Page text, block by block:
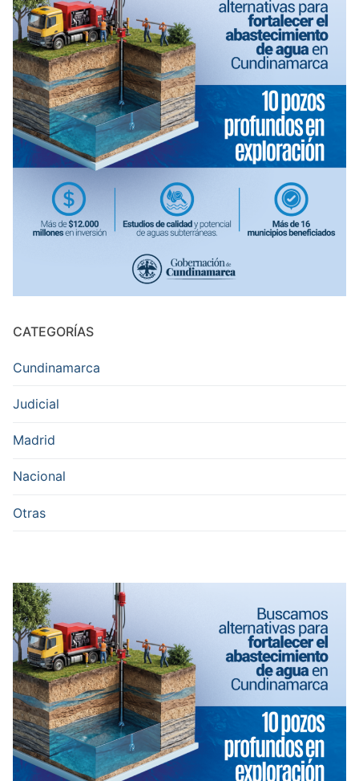
CATEGORÍAS
Cundinamarca
Judicial
Madrid
Nacional
Otras